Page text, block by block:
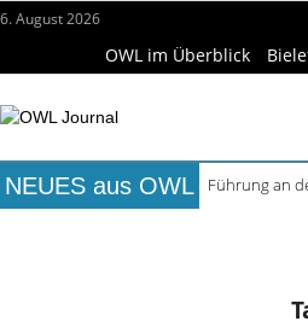
6. August 2026
OWL im Überblick
NEUES aus OWL
Führung an